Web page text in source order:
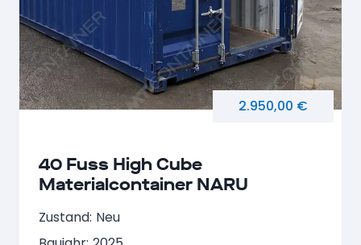
40 Fuss High Cube
Materialcontainer NARU
2.950,00 €
Zustand: Neu